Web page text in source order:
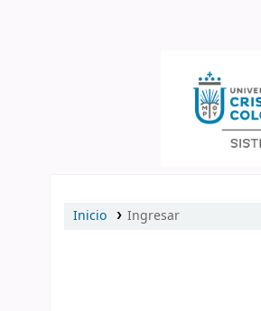
Inicio Ingresar